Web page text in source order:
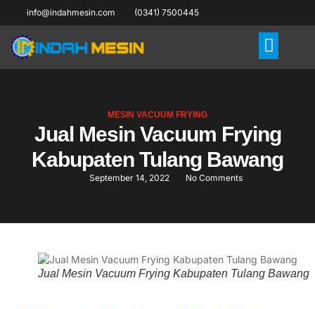
info@indahmesin.com (0341) 7500445
MESIN VACUUM FRYING
Jual Mesin Vacuum Frying
Kabupaten Tulang Bawang
September 14, 2022 No Comments
Jual Mesin Vacuum Frying Kabupaten Tulang Bawang